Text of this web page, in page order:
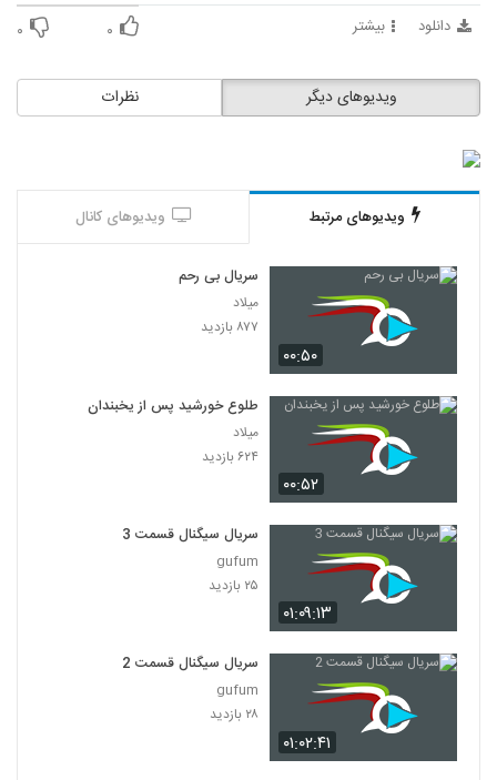
دانلود بیشتر ۰ ۰
نظرات ویدیوهای دیگر
ویدیوهای مرتبط ویدیوهای کانال
۰۰:۵۰
سریال بی رحم
میلاد
۸۷۷ بازدید
۰۰:۵۲
طلوع خورشید پس از یخبندان
میلاد
۶۲۴ بازدید
۰۱:۰۹:۱۳
سریال سیگنال قسمت 3
gufum
۲۵ بازدید
۰۱:۰۲:۴۱
سریال سیگنال قسمت 2
gufum
۲۸ بازدید